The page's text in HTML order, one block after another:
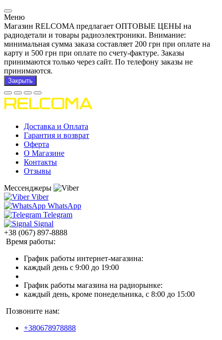
Меню
Магазин RELCOMA предлагает ОПТОВЫЕ ЦЕНЫ на
радиодетали и товары радиоэлектроники. Внимание:
минимальная сумма заказа составляет 200 грн при оплате на
карту и 500 грн при оплате по счету-фактуре. Заказы
принимаются только через сайт. По телефону заказы не
принимаются.
Закрыть
Доставка и Оплата
Гарантия и возврат
Оферта
О Магазине
Контакты
Отзывы
Мессенджеры
Viber
WhatsApp
Telegram
Signal
+38 (067) 897-8888
Время работы:
График работы интернет-магазина:
каждый день с 9:00 до 19:00
График работы магазина на радиорынке:
каждый день, кроме понедельника, с 8:00 до 15:00
Позвоните нам:
+380678978888